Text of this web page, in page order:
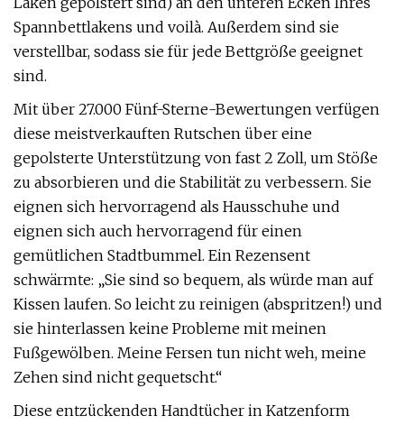
Spannbettlakens und voilà. Außerdem sind sie
verstellbar, sodass sie für jede Bettgröße geeignet
sind.
Mit über 27.000 Fünf-Sterne-Bewertungen verfügen
diese meistverkauften Rutschen über eine
gepolsterte Unterstützung von fast 2 Zoll, um Stöße
zu absorbieren und die Stabilität zu verbessern. Sie
eignen sich hervorragend als Hausschuhe und
eignen sich auch hervorragend für einen
gemütlichen Stadtbummel. Ein Rezensent
schwärmte: „Sie sind so bequem, als würde man auf
Kissen laufen. So leicht zu reinigen (abspritzen!) und
sie hinterlassen keine Probleme mit meinen
Fußgewölben. Meine Fersen tun nicht weh, meine
Zehen sind nicht gequetscht.“
Diese entzückenden Handtücher in Katzenform